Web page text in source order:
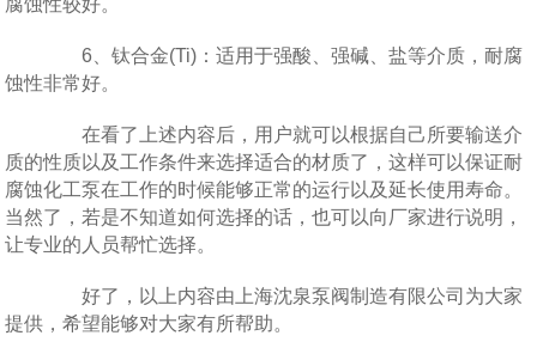
6、钛合金(Ti)：适用于强酸、强碱、盐等介质，耐腐
蚀性非常好。
在看了上述内容后，用户就可以根据自己所要输送介
质的性质以及工作条件来选择适合的材质了，这样可以保证耐
腐蚀化工泵在工作的时候能够正常的运行以及延长使用寿命。
当然了，若是不知道如何选择的话，也可以向厂家进行说明，
让专业的人员帮忙选择。
好了，以上内容由上海沈泉泵阀制造有限公司为大家
提供，希望能够对大家有所帮助。